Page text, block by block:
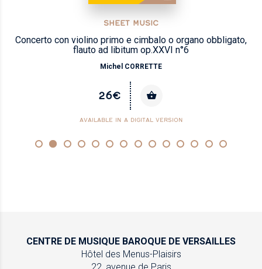
SHEET MUSIC
Concerto con violino primo e cimbalo o organo obbligato,
flauto ad libitum op.XXVI n°6
Michel CORRETTE
26€
AVAILABLE IN A DIGITAL VERSION
CENTRE DE MUSIQUE BAROQUE DE VERSAILLES
Hôtel des Menus-Plaisirs